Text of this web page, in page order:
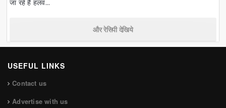
जा रहे हैं हलव...
और रेसिपी देखिये
USEFUL LINKS
Contact us
Advertise with us